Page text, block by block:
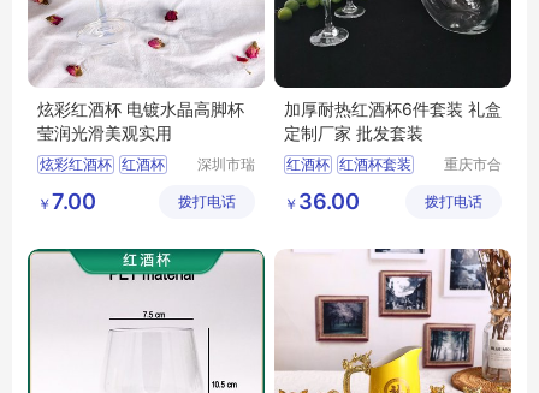
炫彩红酒杯 电镀水晶高脚杯
莹润光滑美观实用
炫彩红酒杯 红酒杯
深圳市瑞
品有限公
￥ 7.00 拨打电话
加厚耐热红酒杯6件套装 礼盒
定制厂家 批发套装
红酒杯 红酒杯套装
重庆市合
玻璃制品
￥ 36.00 拨打电话